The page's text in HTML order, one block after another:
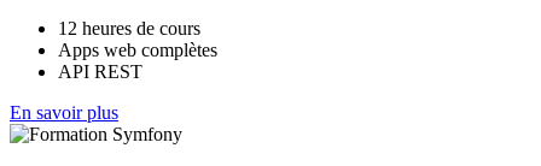
12 heures de cours
Apps web complètes
API REST
En savoir plus